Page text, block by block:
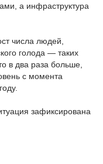
а инфраструктура
числа людей,
голода — таких
в два раза больше,
с момента
зафиксирована